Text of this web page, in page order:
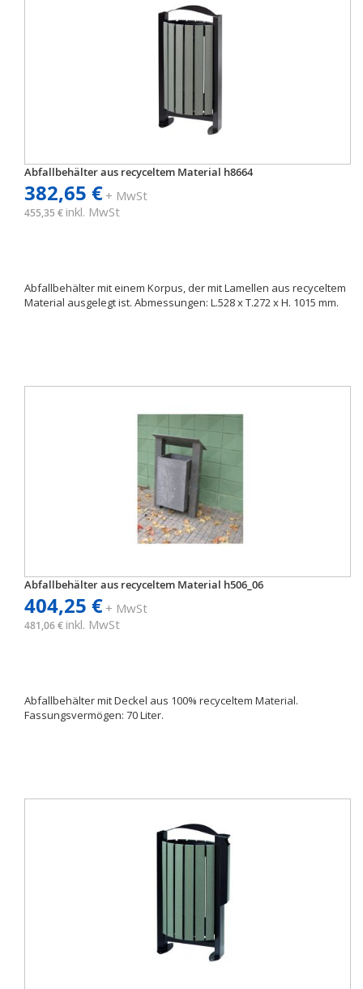
Abfallbehälter aus recyceltem Material h8664
382,65 €+ MwSt
455,35 € inkl. MwSt
Abfallbehälter mit einem Korpus, der mit Lamellen aus recyceltem
Material ausgelegt ist. Abmessungen: L.528 x T.272 x H. 1015 mm.
Abfallbehälter aus recyceltem Material h506_06
404,25 €+ MwSt
481,06 € inkl. MwSt
Abfallbehälter mit Deckel aus 100% recyceltem Material.
Fassungsvermögen: 70 Liter.